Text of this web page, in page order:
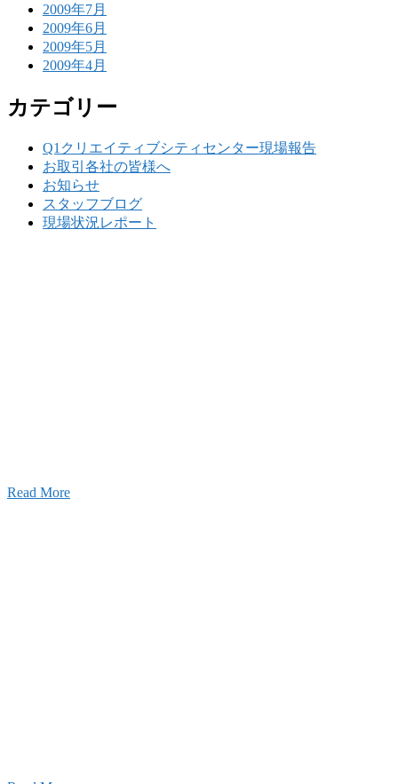
2009年7月
2009年6月
2009年5月
2009年4月
カテゴリー
Q1クリエイティブシティセンター現場報告
お取引各社の皆様へ
お知らせ
スタッフブログ
現場状況レポート
Read More